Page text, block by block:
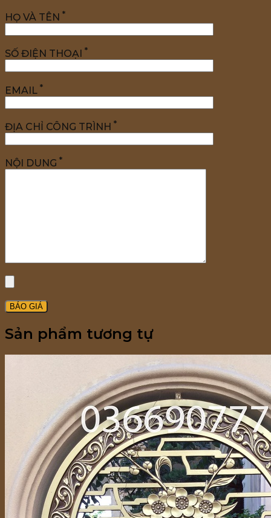
HỌ VÀ TÊN *
SỐ ĐIỆN THOẠI *
EMAIL *
ĐỊA CHỈ CÔNG TRÌNH *
NỘI DUNG *
Sản phẩm tương tự